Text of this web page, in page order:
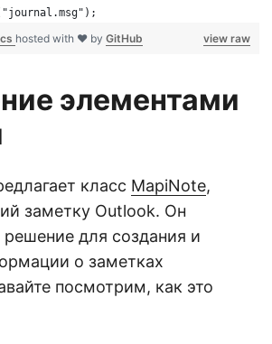
view raw
hosted with ❤ by GitHub
элементами
класс MapiNote,
заметку Outlook. Он
решение для создания и
о заметках
посмотрим, как это